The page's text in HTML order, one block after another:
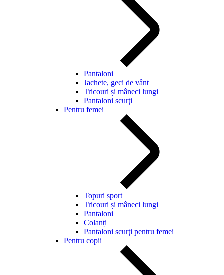
Pantaloni
Jachete, geci de vânt
Tricouri și mâneci lungi
Pantaloni scurţi
Pentru femei
Topuri sport
Tricouri și mâneci lungi
Pantaloni
Colanți
Pantaloni scurţi pentru femei
Pentru copii